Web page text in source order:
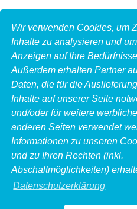
Wir verwenden Cookies, um
Inhalte zu analysieren und
Anzeigen auf Ihre
Außerdem erhalten Partner
Daten, die für die
Inhalte auf unserer Seite
und/oder für weitere
anderen Seiten verwendet
Informationen zu unseren
und zu Ihren Rechten (inkl.
Abschaltmöglichkeiten)
Datenschutzerklärung